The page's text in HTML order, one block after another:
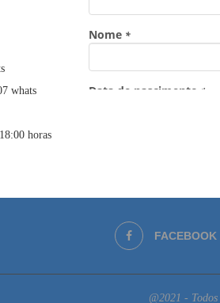
whats
horas
FACEBOOK
@2021 -